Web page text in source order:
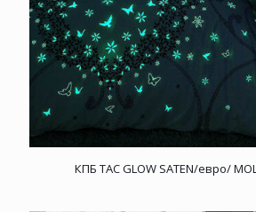
КПБ TAC GLOW SATEN/евро/